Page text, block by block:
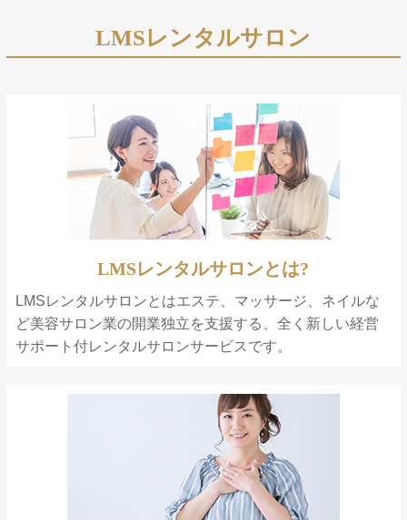
LMSレンタルサロン
LMSレンタルサロンとは?
LMSレンタルサロンとはエステ、マッサージ、ネイルな
ど美容サロン業の開業独立を支援する、全く新しい経営
サポート付レンタルサロンサービスです。